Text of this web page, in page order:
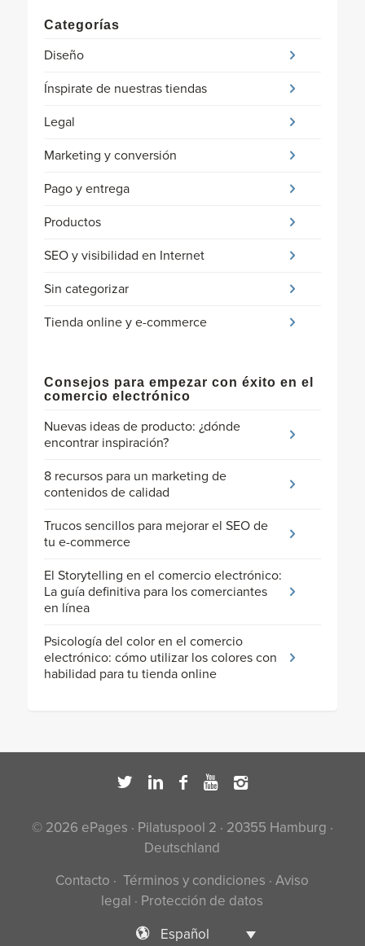
Categorías
Diseño
Ínspirate de nuestras tiendas
Legal
Marketing y conversión
Pago y entrega
Productos
SEO y visibilidad en Internet
Sin categorizar
Tienda online y e-commerce
Consejos para empezar con éxito en el
comercio electrónico
Nuevas ideas de producto: ¿dónde
encontrar inspiración?
8 recursos para un marketing de
contenidos de calidad
Trucos sencillos para mejorar el SEO de
tu e-commerce
El Storytelling en el comercio electrónico:
La guía definitiva para los comerciantes
en línea
Psicología del color en el comercio
electrónico: cómo utilizar los colores con
habilidad para tu tienda online
© 2026 ePages · Pilatuspool 2 · 20355 Hamburg ·
Deutschland
Contacto · Términos y condiciones ·Aviso
legal · Protección de datos
Español